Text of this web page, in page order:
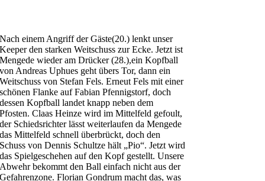
Nach einem Angriff der Gäste(20.) lenkt unser
Keeper den starken Weitschuss zur Ecke. Jetzt ist
Mengede wieder am Drücker (28.),ein Kopfball
von Andreas Uphues geht übers Tor, dann ein
Weitschuss von Stefan Fels. Erneut Fels mit einer
schönen Flanke auf Fabian Pfennigstorf, doch
dessen Kopfball landet knapp neben dem
Pfosten. Claas Heinze wird im Mittelfeld gefoult,
der Schiedsrichter lässt weiterlaufen da Mengede
das Mittelfeld schnell überbrückt, doch den
Schuss von Dennis Schultze hält „Pio“. Jetzt wird
das Spielgeschehen auf den Kopf gestellt. Unsere
Abwehr bekommt den Ball einfach nicht aus der
Gefahrenzone. Florian Gondrum macht das, was